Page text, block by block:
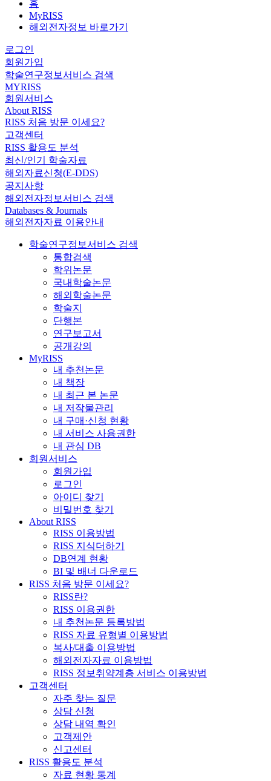
홈
MyRISS
해외전자정보 바로가기
로그인
회원가입
학술연구정보서비스 검색
MYRISS
회원서비스
About RISS
RISS 처음 방문 이세요?
고객센터
RISS 활용도 분석
최신/인기 학술자료
해외자료신청(E-DDS)
공지사항
해외전자정보서비스 검색
Databases & Journals
해외전자자료 이용안내
학술연구정보서비스 검색
통합검색
학위논문
국내학술논문
해외학술논문
학술지
단행본
연구보고서
공개강의
MyRISS
내 추천논문
내 책장
내 최근 본 논문
내 저작물관리
내 구매·신청 현황
내 서비스 사용권한
내 관심 DB
회원서비스
회원가입
로그인
아이디 찾기
비밀번호 찾기
About RISS
RISS 이용방법
RISS 지식더하기
DB연계 현황
BI 및 배너 다운로드
RISS 처음 방문 이세요?
RISS란?
RISS 이용권한
내 추천논문 등록방법
RISS 자료 유형별 이용방법
복사/대출 이용방법
해외전자자료 이용방법
RISS 정보취약계층 서비스 이용방법
고객센터
자주 찾는 질문
상담 신청
상담 내역 확인
고객제안
신고센터
RISS 활용도 분석
자료 현황 통계